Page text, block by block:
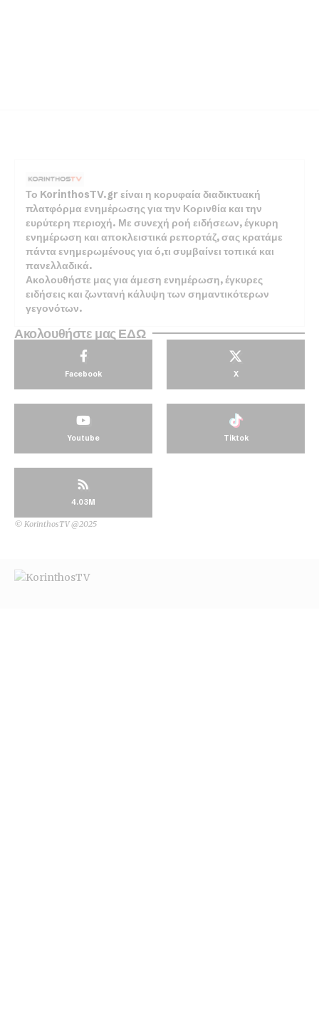
Το KorinthosTV.gr είναι η κορυφαία διαδικτυακή
πλατφόρμα ενημέρωσης για την Κορινθία και την
ευρύτερη περιοχή. Με συνεχή ροή ειδήσεων, έγκυρη
ενημέρωση και αποκλειστικά ρεπορτάζ, σας κρατάμε
πάντα ενημερωμένους για ό,τι συμβαίνει τοπικά και
πανελλαδικά.
Ακολουθήστε μας για άμεση ενημέρωση, έγκυρες
ειδήσεις και ζωντανή κάλυψη των σημαντικότερων
γεγονότων.
Ακολουθήστε μας ΕΔΩ
Facebook X
Youtube Tiktok
4.03M
© KorinthosTV @2025